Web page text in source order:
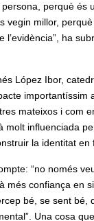
perquè
millor,
l’evidència”, ha
López Ibor,
mateixos i com
influenciada
la identitat en
“no només
més confiança en
bé, se sent bé,
Una cosa